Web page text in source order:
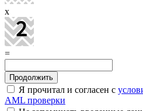
x
=
Я прочитал и согласен с
AML проверки